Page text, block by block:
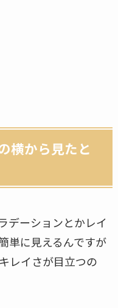
横から見たと
デーションとかレイ
単に見えるんですが
レイさが目立つの